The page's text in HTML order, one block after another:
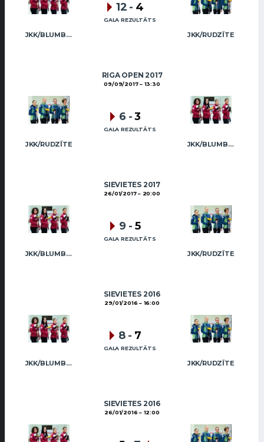
JKK/BLUMBERGA-BĒRZIŅA JKK/RUDZĪTE
12 - 4
GALA REZULTĀTS
RIGA OPEN 2017
09/09/2017 13:30
JKK/RUDZĪTE JKK/BLUMBERGA-BĒRZIŅA
6 -3
GALA REZULTĀTS
SIEVIETES 2017
26/01/2017 20:00
JKK/BLUMBERGA-BĒRZIŅA JKK/RUDZĪTE
9 - 5
GALA REZULTĀTS
SIEVIETES 2016
29/01/2016 16:00
JKK/BLUMBERGA-BĒRZIŅA JKK/RUDZĪTE
8 - 7
GALA REZULTĀTS
SIEVIETES 2016
26/01/2016 12:00